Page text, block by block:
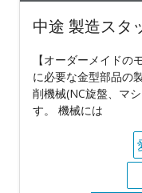
中途 製造スタ
【オーダーメイド
に必要な金型部品の
削機械(NC旋盤、マ
す。 機械には